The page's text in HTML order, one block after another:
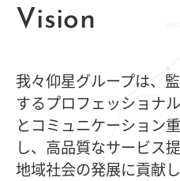
Vision
我々仰星グループは、
するプロフェッショナ
とコミュニケーション
し、高品質なサービス
地域社会の発展に貢献し